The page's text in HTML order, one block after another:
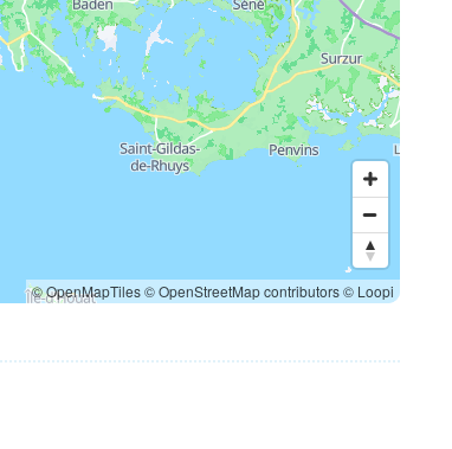
© OpenMapTiles© OpenStreetMap contributors© Loopi